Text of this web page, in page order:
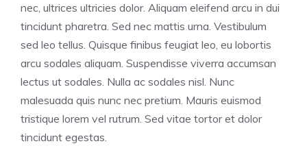
nec, ultrices ultricies dolor. Aliquam eleifend arcu in dui
tincidunt pharetra. Sed nec mattis urna. Vestibulum
sed leo tellus. Quisque finibus feugiat leo, eu lobortis
arcu sodales aliquam. Suspendisse viverra accumsan
lectus ut sodales. Nulla ac sodales nisl. Nunc
malesuada quis nunc nec pretium. Mauris euismod
tristique lorem vel rutrum. Sed vitae tortor et dolor
tincidunt egestas.